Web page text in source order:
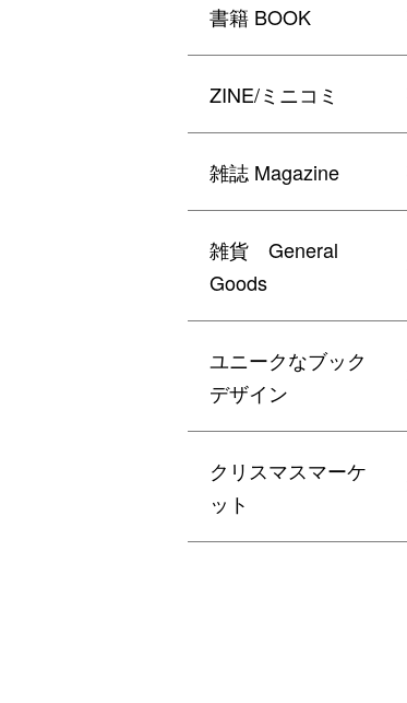
書籍 BOOK
ZINE/ミニコミ
雑誌 Magazine
雑貨 General
Goods
ユニークなブック
デザイン
クリスマスマーケ
ット